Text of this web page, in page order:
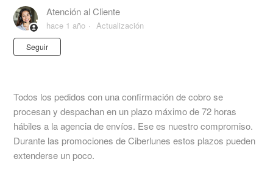
Atención al Cliente
hace 1 año Actualización
Seguir
Todos los pedidos con una confirmación de cobro se
procesan y despachan en un plazo máximo de 72 horas
hábiles a la agencia de envíos. Ese es nuestro compromiso.
Durante las promociones de Ciberlunes estos plazos pueden
extenderse un poco.